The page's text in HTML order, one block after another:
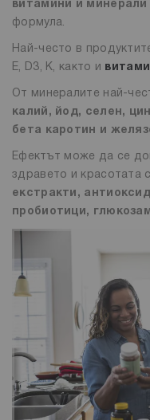
витамини и минерали
формула.
Най-често в
E, D3, К, както и
От минералите най-
калий, йод, селен,
бета каротин и
Ефектът може да се
здравето и красотата
екстракти,
пробиотици,